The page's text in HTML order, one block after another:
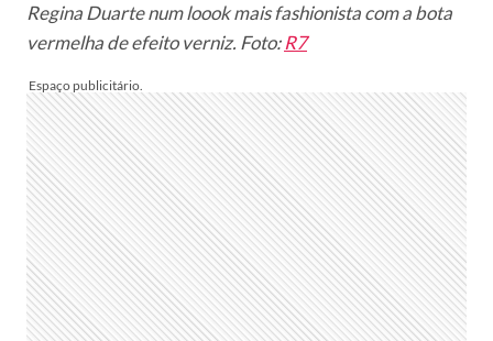
Regina Duarte num loook mais fashionista com a bota
vermelha de efeito verniz. Foto:R7